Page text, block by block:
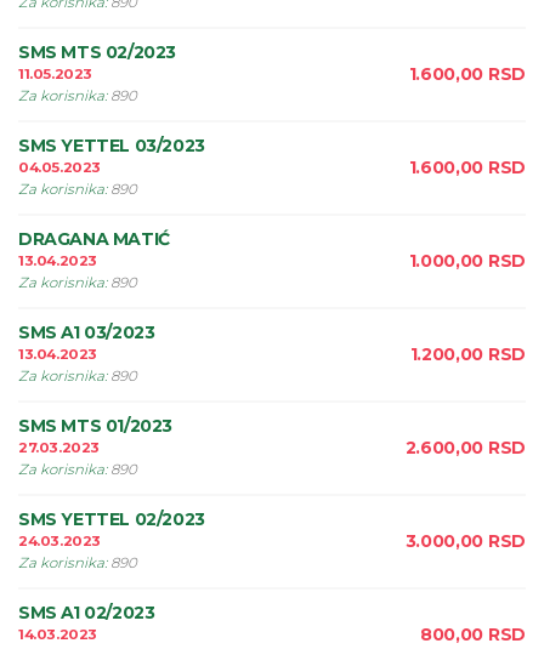
SMS MTS 02/2023
11.05.2023
Za korisnika: 890
1.600,00 RSD
SMS YETTEL 03/2023
04.05.2023
Za korisnika: 890
1.600,00 RSD
DRAGANA MATIĆ
13.04.2023
Za korisnika: 890
1.000,00 RSD
SMS A1 03/2023
13.04.2023
Za korisnika: 890
1.200,00 RSD
SMS MTS 01/2023
27.03.2023
Za korisnika: 890
2.600,00 RSD
SMS YETTEL 02/2023
24.03.2023
Za korisnika: 890
3.000,00 RSD
SMS A1 02/2023
14.03.2023
800,00 RSD